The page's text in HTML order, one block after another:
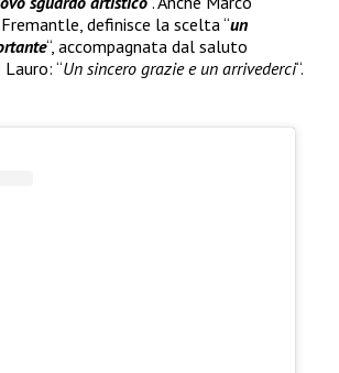
definisce la scelta “un
“, accompagnata dal saluto
“Un sincero grazie e un arrivederci“.